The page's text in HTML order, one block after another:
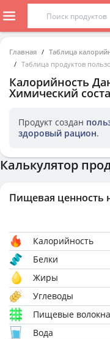
Главная
Таблица
Таблица продуктов
Калорийность
Химический
Продукт создан
здоровый рацион.
Калькулятор
Пищевая ценность
Калорийность
Белки
Жиры
Углеводы
Пищевые волокна
Вода